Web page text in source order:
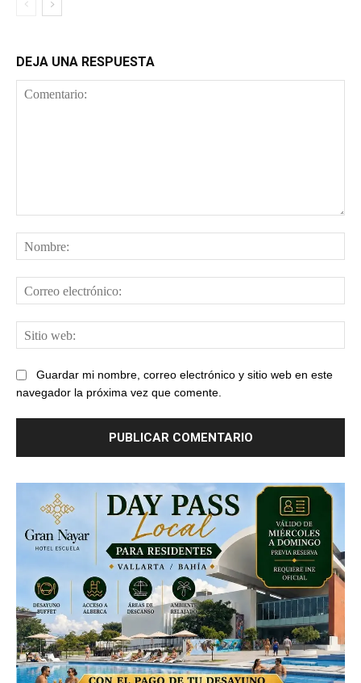
DEJA UNA RESPUESTA
Guardar mi nombre, correo electrónico y sitio web en este
navegador la próxima vez que comente.